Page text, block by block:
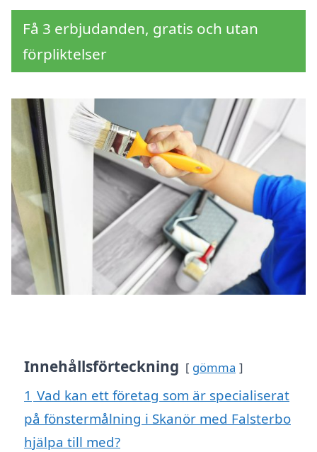
Få 3 erbjudanden, gratis och utan
förpliktelser
Innehållsförteckning gömma
1 Vad kan ett företag som är specialiserat
på fönstermålning i Skanör med Falsterbo
hjälpa till med?